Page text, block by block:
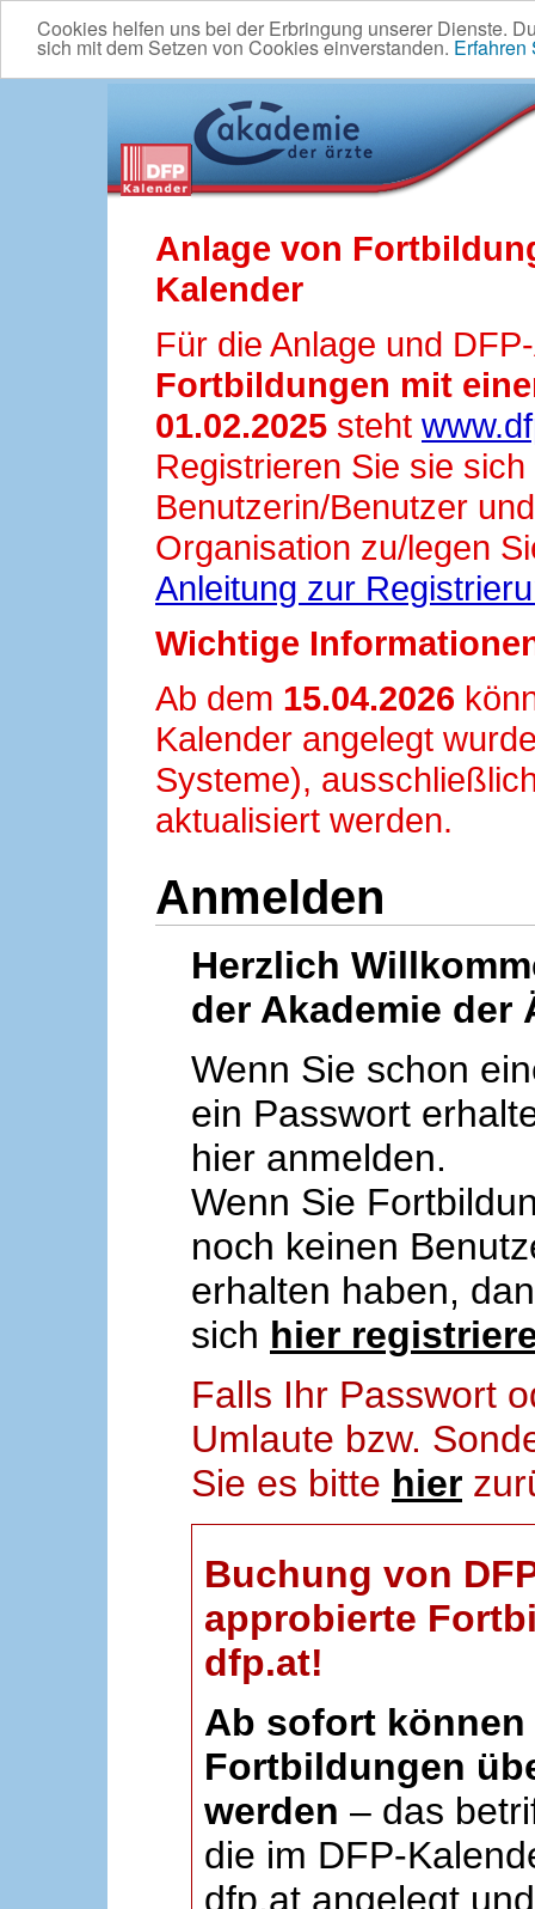
Cookies helfen uns bei der Erbringung unserer Dienste.
sich mit dem Setzen von Cookies einverstanden. Erfahren
Anlage von
Kalender
Für die Anlage und
Fortbildungen mit
01.02.2025 steht
Registrieren Sie sie
Benutzerin/Benutzer
Organisation zu/legen
Anleitung zur
Wichtige
Ab dem 15.04.2026
Kalender angelegt
Systeme),
aktualisiert werden.
Anmelden
Herzlich
der Akademie der
Wenn Sie schon
ein Passwort
hier anmelden.
Wenn Sie
noch keinen
erhalten haben,
sich hier
Falls Ihr Passwort
Umlaute bzw.
Sie es bitte hier
Buchung von
approbierte
dfp.at!
Ab sofort können
Fortbildungen
werden – das
die im DFP-
dfp.at angelegt